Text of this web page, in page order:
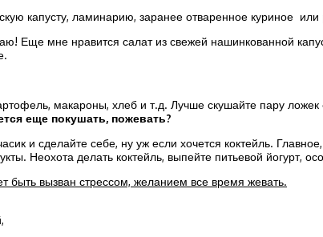
капусту, ламинарию, заранее отваренное куриное
Еще мне нравится салат из свежей нашинкованной
макароны, хлеб и т.д. Лучше скушайте пару ложек
еще покушать, пожевать?
и сделайте себе, ну уж если хочется коктейль.
Неохота делать коктейль, выпейте питьевой йогурт,
быть вызван стрессом, желанием все время жевать.